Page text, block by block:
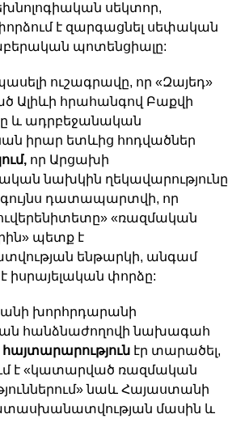
սեկտոր,
է զարգացնել սեփական
պոտենցիալը:
ուշագրավը, որ «Զայեդ»
Ալիևի հրահանգով Բաքվի
և ադրբեջանական
իրար ետևից հոդվածներ
որ Արցախի
նախկին ղեկավարությունը
դատապարտվի, որ
«ռազմական
պետք է
ենթարկի, անգամ
իսրայելական փորձը:
խորհրդարանի
հանձնաժողովի նախագահ
հայտարարությունէր տարածել,
է «կատարված ռազմական
նաև Հայաստանի
մասին և